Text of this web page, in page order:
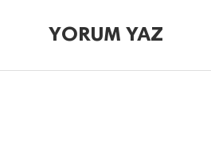
YORUM YAZ